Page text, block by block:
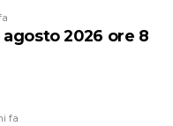
viva la memoria di
sull’importanza
alla guida,
trafficate.
agosto 2026 ore 8
fa